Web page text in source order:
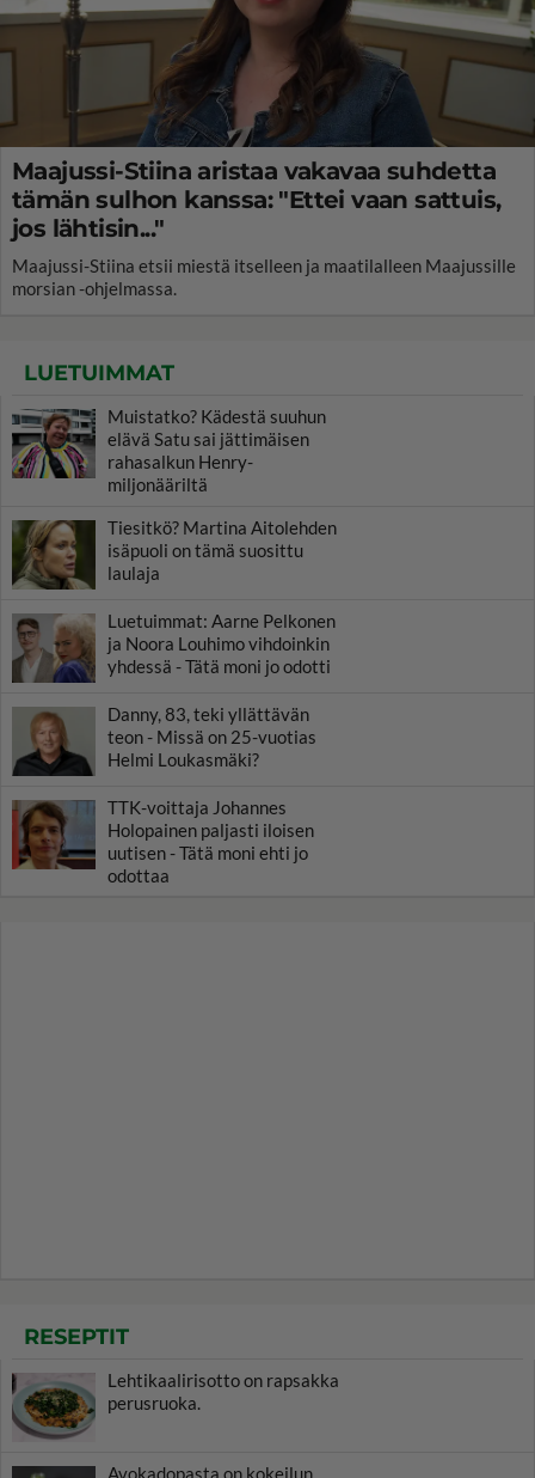
Maajussi-Stiina aristaa vakavaa suhdetta
tämän sulhon kanssa: "Ettei vaan sattuis,
jos lähtisin..."
Maajussi-Stiina etsii miestä itselleen ja maatilalleen Maajussille
morsian -ohjelmassa.
LUETUIMMAT
Muistatko? Kädestä suuhun
elävä Satu sai jättimäisen
rahasalkun Henry-
miljonääriltä
Tiesitkö? Martina Aitolehden
isäpuoli on tämä suosittu
laulaja
Luetuimmat: Aarne Pelkonen
ja Noora Louhimo vihdoinkin
yhdessä - Tätä moni jo odotti
Danny, 83, teki yllättävän
teon - Missä on 25-vuotias
Helmi Loukasmäki?
TTK-voittaja Johannes
Holopainen paljasti iloisen
uutisen - Tätä moni ehti jo
odottaa
RESEPTIT
Lehtikaalirisotto on rapsakka
perusruoka.
Avokadopasta on kokeilun